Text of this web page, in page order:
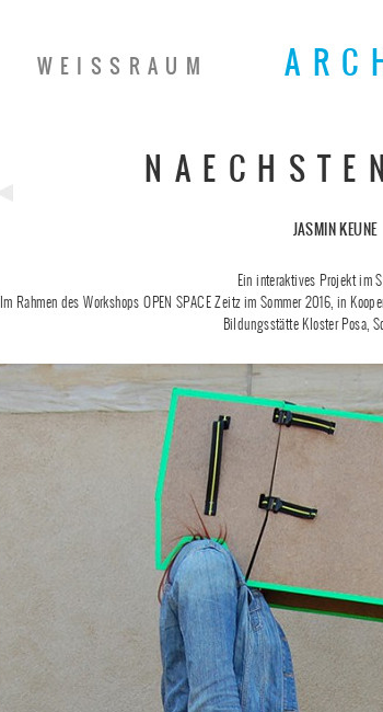
WEISSRAUM
JASMIN KEUNE
Ein interaktives Projekt im
Im Rahmen des Workshops OPEN SPACE Zeitz im Sommer 2016, in
Bildungsstätte Kloster Posa,